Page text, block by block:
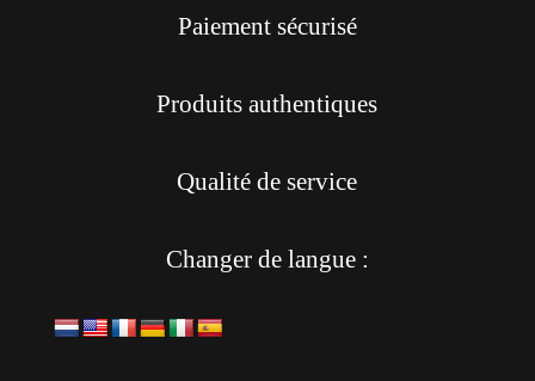
Paiement sécurisé
Produits authentiques
Qualité de service
Changer de langue :